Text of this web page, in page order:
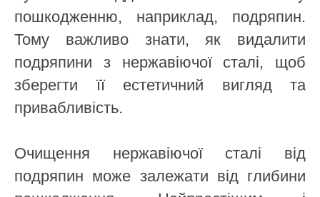
пошкодженню, наприклад, подряпин.
Тому важливо знати, як видалити
подряпини з нержавіючої сталі, щоб
зберегти її естетичний вигляд та
привабливість.
Очищення нержавіючої сталі від
подряпин може залежати від глибини